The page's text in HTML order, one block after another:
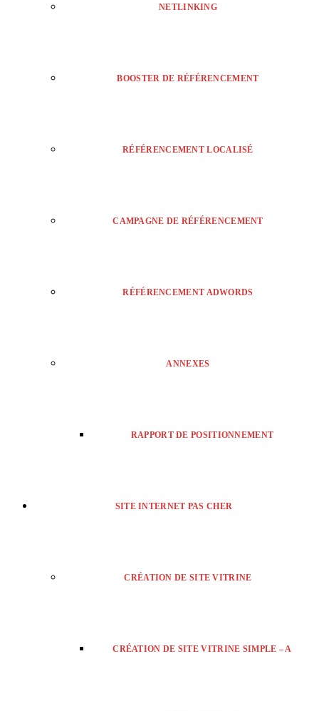
NETLINKING
BOOSTER DE RÉFÉRENCEMENT
RÉFÉRENCEMENT LOCALISÉ
CAMPAGNE DE RÉFÉRENCEMENT
RÉFÉRENCEMENT ADWORDS
ANNEXES
RAPPORT DE POSITIONNEMENT
SITE INTERNET PAS CHER
CRÉATION DE SITE VITRINE
CRÉATION DE SITE VITRINE SIMPLE – A